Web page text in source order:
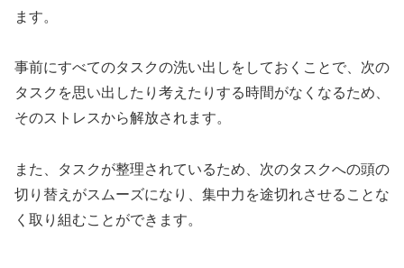
ます。
事前にすべてのタスクの洗い出しをしておくことで、次の
タスクを思い出したり考えたりする時間がなくなるため、
そのストレスから解放されます。
また、タスクが整理されているため、次のタスクへの頭の
切り替えがスムーズになり、集中力を途切れさせることな
く取り組むことができます。